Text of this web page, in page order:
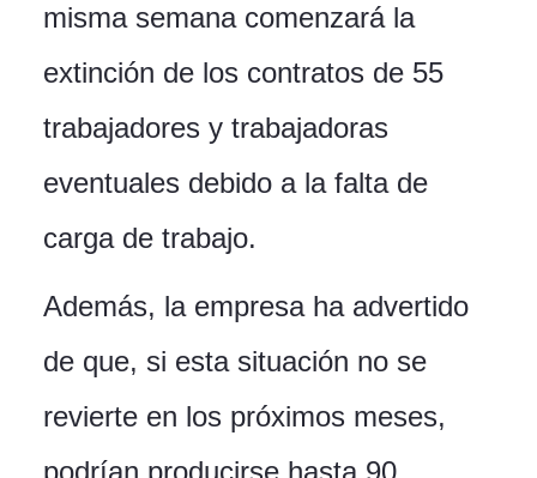
misma semana comenzará la
extinción de los contratos de 55
trabajadores y trabajadoras
eventuales debido a la falta de
carga de trabajo.
Además, la empresa ha advertido
de que, si esta situación no se
revierte en los próximos meses,